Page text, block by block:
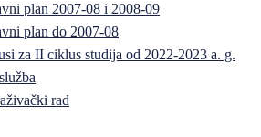
plan 2007-08 i 2008-09
plan do 2007-08
za II ciklus studija od 2022-2023 a. g.
rad